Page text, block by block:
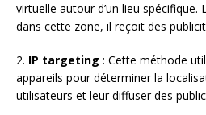
virtuelle autour d’un lieu spécifique.
dans cette zone, il reçoit des
2. IP targeting : Cette méthode
appareils pour déterminer la
utilisateurs et leur diffuser des